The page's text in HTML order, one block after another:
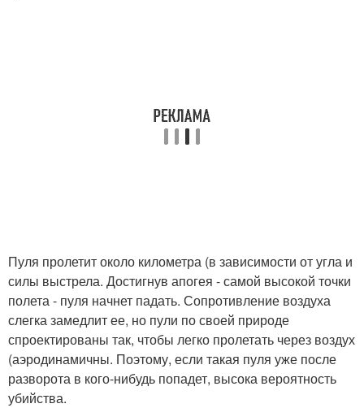
Пуля пролетит около километра (в зависимости от угла и
силы выстрела. Достигнув апогея - самой высокой точки
полета - пуля начнет падать. Сопротивление воздуха
слегка замедлит ее, но пули по своей природе
спроектированы так, чтобы легко пролетать через воздух
(аэродинамичны. Поэтому, если такая пуля уже после
разворота в кого-нибудь попадет, высока вероятность
убийства.